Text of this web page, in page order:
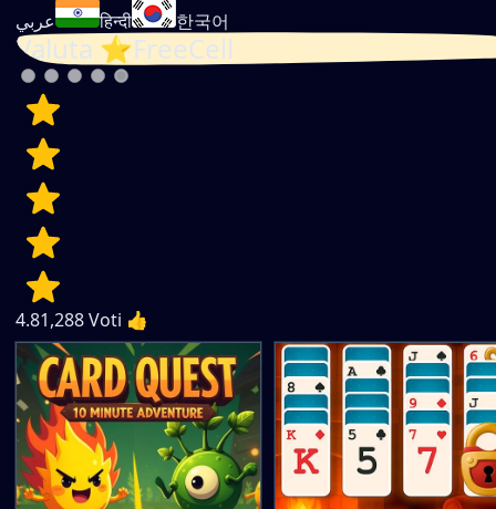
عربي
हिन्दी 한국어
Valuta ⭐FreeCell
4.81,288Voti 👍